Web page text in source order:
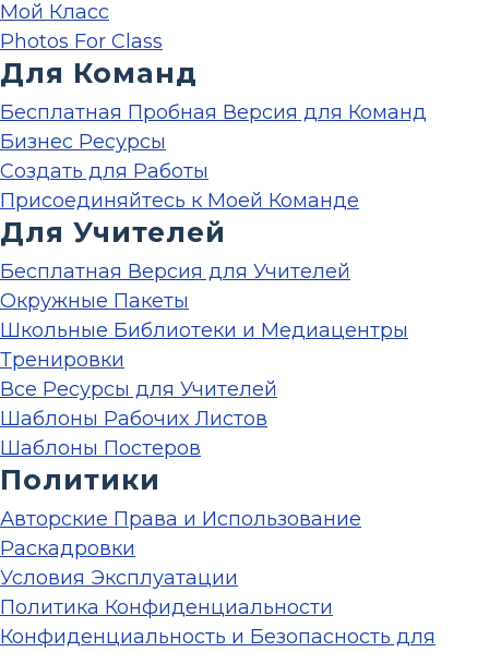
Мой Класс
Photos For Class
Для Команд
Бесплатная Пробная Версия для Команд
Бизнес Ресурсы
Создать для Работы
Присоединяйтесь к Моей Команде
Для Учителей
Бесплатная Версия для Учителей
Окружные Пакеты
Школьные Библиотеки и Медиацентры
Тренировки
Все Ресурсы для Учителей
Шаблоны Рабочих Листов
Шаблоны Постеров
Политики
Авторские Права и Использование
Раскадровки
Условия Эксплуатации
Политика Конфиденциальности
Конфиденциальность и Безопасность для